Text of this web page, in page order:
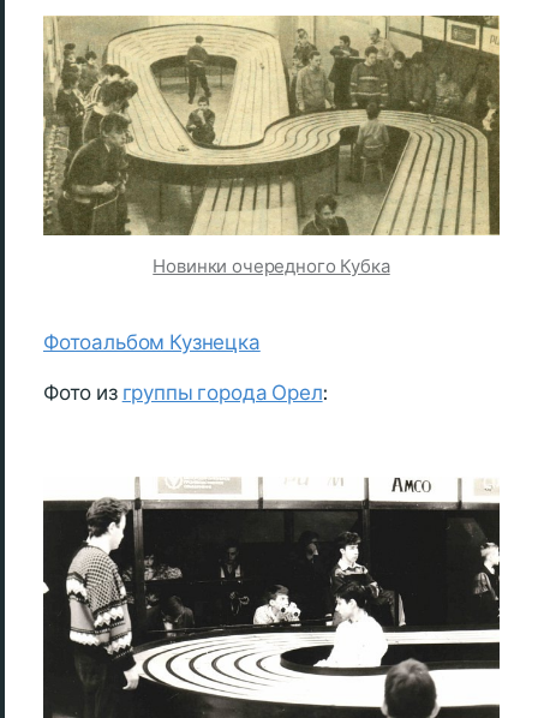
Новинки очередного Кубка
Фотоальбом Кузнецка
Фото из группы города Орел: